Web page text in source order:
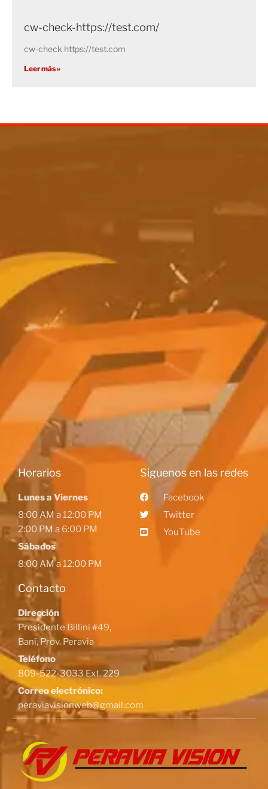
cw-check-https://test.com/
cw-check https://test.com
Leer más »
Horarios
Lunes a Viernes
8:00 AM a 12:00 PM
2:00 PM a 6:00 PM
Sábados
8:00 AM a 12:00 PM
Contacto
Dirección
Presidente Billini #49,
Baní, Prov. Peravia
Teléfono
809-522-3033 Ext. 229
Correo electrónico:
peraviavisionweb@gmail.com
Siguenos en las redes
Facebook
Twitter
YouTube